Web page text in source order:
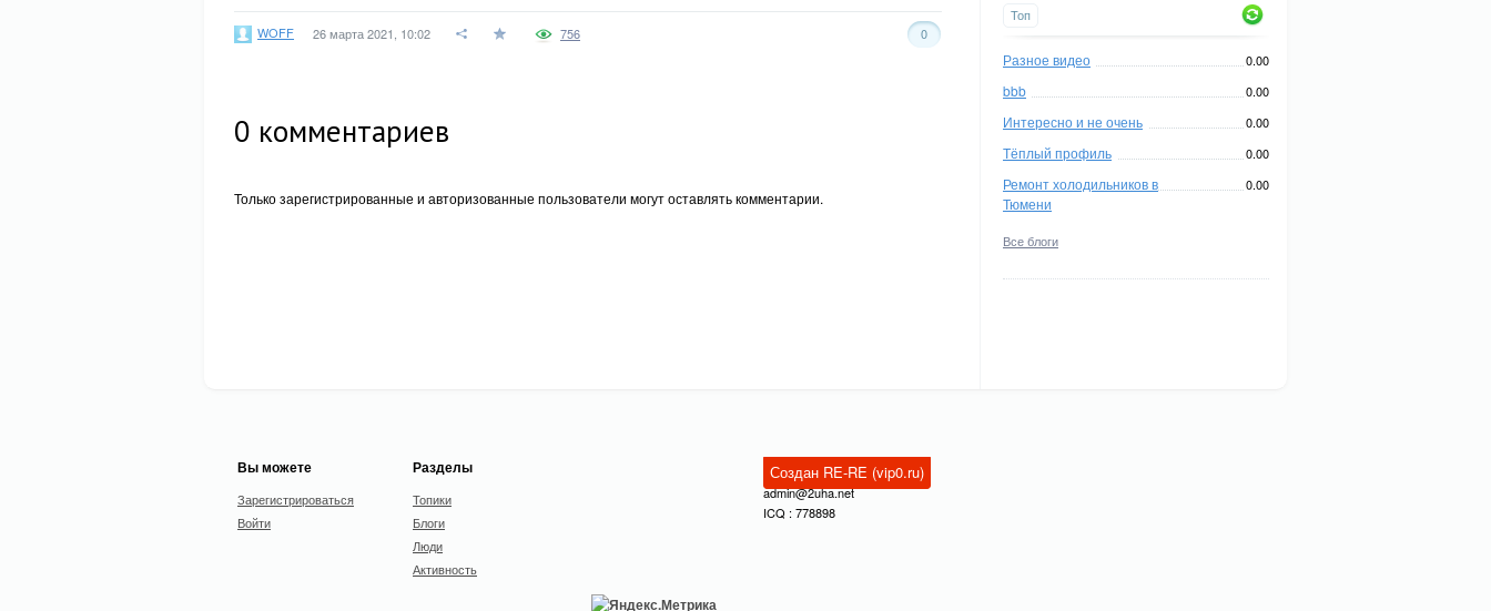
Топ
Разное видео 0.00
bbb 0.00
Интересно и не очень 0.00
Тёплый профиль 0.00
Ремонт холодильников в
Тюмени
0.00
Все блоги
WOFF 26 марта 2021, 10:02 0
756
0 комментариев
Только зарегистрированные и авторизованные пользователи могут оставлять комментарии.
Вы можете
Зарегистрироваться
Войти
Разделы
Топики
Блоги
Люди
Активность
Создан RE-RE (vip0.ru)
admin@2uha.net
ICQ : 778898